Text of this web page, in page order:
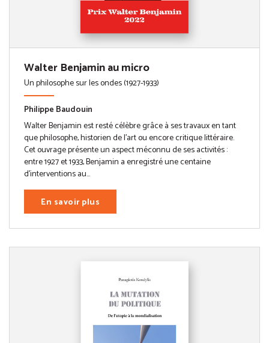
Walter Benjamin au micro
Un philosophe sur les ondes (1927-1933)
Philippe Baudouin
Walter Benjamin est resté célèbre grâce à ses travaux en tant
que philosophe, historien de l’art ou encore critique littéraire.
Cet ouvrage présente un aspect méconnu de ses activités :
entre 1927 et 1933, Benjamin a enregistré une centaine
d’interventions au...
En savoir plus